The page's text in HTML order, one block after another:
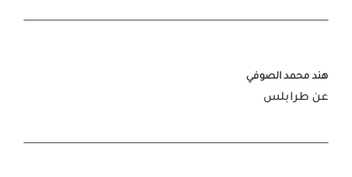
هند محمد الصوفي
عن طرابلس